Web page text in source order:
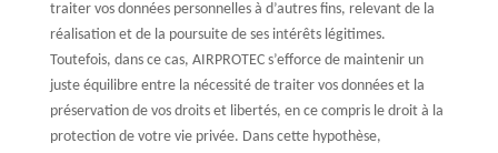
traiter vos données personnelles à d’autres fins, relevant de la
réalisation et de la poursuite de ses intérêts légitimes.
Toutefois, dans ce cas, AIRPROTEC s’efforce de maintenir un
juste équilibre entre la nécessité de traiter vos données et la
préservation de vos droits et libertés, en ce compris le droit à la
protection de votre vie privée. Dans cette hypothèse,